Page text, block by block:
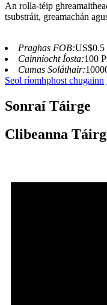
An rolla-téip
tsubstráit, greamachán
Praghas FOB:US$0.5
Cainníocht Íosta:100
Cumas Soláthair:
Seol ríomhphost chugainn
Sonraí Táirge
Clibeanna